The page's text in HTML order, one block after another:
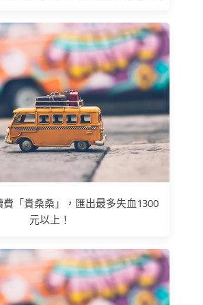
費「貴桑桑」，匯出最多失血1300
元以上！